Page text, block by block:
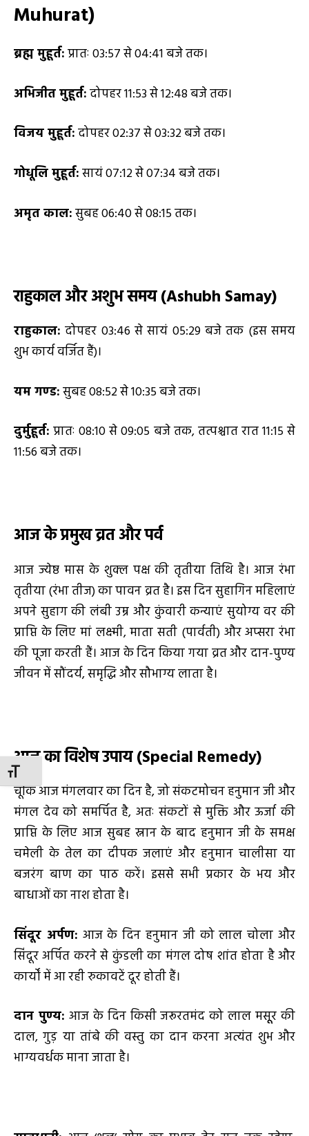
TOGGLE FONT SIZE
Muhurat)
ब्रह्म मुहूर्त:प्रातः 03:57 से 04:41 बजे तक।
अभिजीत मुहूर्त:दोपहर 11:53 से 12:48 बजे तक।
विजय मुहूर्त:दोपहर 02:37 से 03:32 बजे तक।
गोधूलि मुहूर्त:सायं 07:12 से 07:34 बजे तक।
अमृत काल:सुबह 06:40 से 08:15 तक।
राहुकाल और अशुभ समय (Ashubh Samay)
राहुकाल: दोपहर 03:46 से सायं 05:29 बजे तक (इस समय
शुभ कार्य वर्जित हैं)।
यम गण्ड:सुबह 08:52 से 10:35 बजे तक।
दुर्मुहूर्त: प्रातः 08:10 से 09:05 बजे तक, तत्पश्चात रात 11:15 से
11:56 बजे तक।
आज के प्रमुख व्रत और पर्व
आज ज्येष्ठ मास के शुक्ल पक्ष की तृतीया तिथि है। आज रंभा
तृतीया (रंभा तीज) का पावन व्रत है। इस दिन सुहागिन महिलाएं
अपने सुहाग की लंबी उम्र और कुंवारी कन्याएं सुयोग्य वर की
प्राप्ति के लिए मां लक्ष्मी, माता सती (पार्वती) और अप्सरा रंभा
की पूजा करती हैं। आज के दिन किया गया व्रत और दान-पुण्य
जीवन में सौंदर्य, समृद्धि और सौभाग्य लाता है।
आज का विशेष उपाय (Special Remedy)
चूंकि आज मंगलवार का दिन है, जो संकटमोचन हनुमान जी और
मंगल देव को समर्पित है, अतः संकटों से मुक्ति और ऊर्जा की
प्राप्ति के लिए आज सुबह स्नान के बाद हनुमान जी के समक्ष
चमेली के तेल का दीपक जलाएं और हनुमान चालीसा या
बजरंग बाण का पाठ करें। इससे सभी प्रकार के भय और
बाधाओं का नाश होता है।
सिंदूर अर्पण: आज के दिन हनुमान जी को लाल चोला और
सिंदूर अर्पित करने से कुंडली का मंगल दोष शांत होता है और
कार्यों में आ रही रुकावटें दूर होती हैं।
दान पुण्य: आज के दिन किसी जरूरतमंद को लाल मसूूर की
दाल, गुड़ या तांबे की वस्तु का दान करना अत्यंत शुभ और
भाग्यवर्धक माना जाता है।